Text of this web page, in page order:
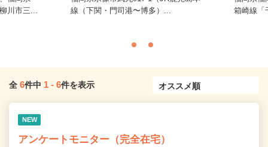
川市三...
線（下関・門司港〜博多）...
箱崎線「
全 6件中 1 - 6件を表示
NEW
アンケートモニター（完全在宅）